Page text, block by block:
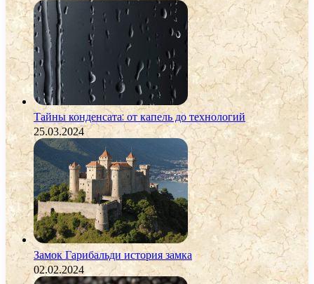
Тайны конденсата: от капель до технологий
25.03.2024
Замок Гарибальди история замка
02.02.2024